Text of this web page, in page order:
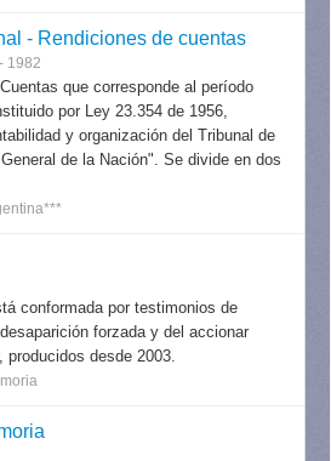
- Rendiciones de cuentas
1982
que corresponde al período
por Ley 23.354 de 1956,
y organización del Tribunal de
de la Nación". Se divide en dos
conformada por testimonios de
forzada y del accionar
producidos desde 2003.